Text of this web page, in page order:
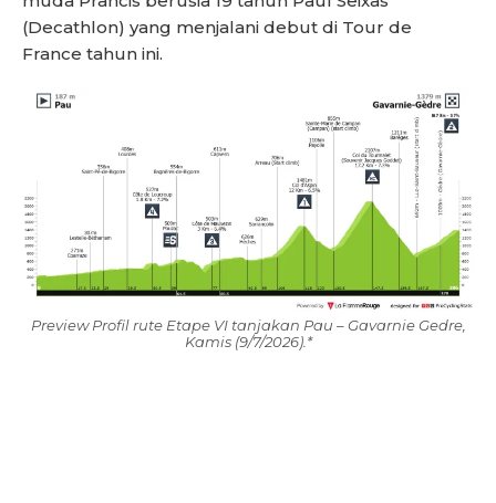
(Decathlon) yang menjalani debut di Tour de
France tahun ini.
Preview Profil rute Etape VI tanjakan Pau – Gavarnie Gedre,
Kamis (9/7/2026).*